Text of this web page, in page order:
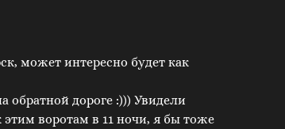
может интересно будет как
обратной дороге :))) Увидели
воротам в 11 ночи, я бы тоже